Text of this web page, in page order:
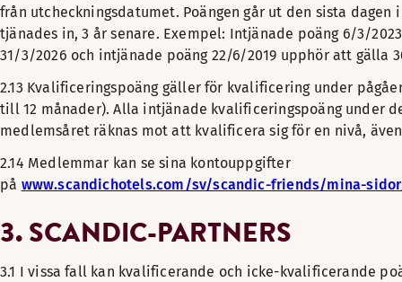
från utcheckningsdatumet. Poängen går ut den sista dagen
tjänades in, 3 år senare. Exempel: Intjänade poäng 6/3/
31/3/2026 och intjänade poäng 22/6/2019 upphör att gälla
2.13 Kvalificeringspoäng gäller för kvalificering under
till 12 månader). Alla intjänade kvalificeringspoäng under
medlemsåret räknas mot att kvalificera sig för en nivå,
2.14 Medlemmar kan se sina kontouppgifter
på www.scandichotels.com/sv/scandic-friends/mina-
3. SCANDIC-PARTNERS
3.1 I vissa fall kan kvalificerande och icke-kvalificerande